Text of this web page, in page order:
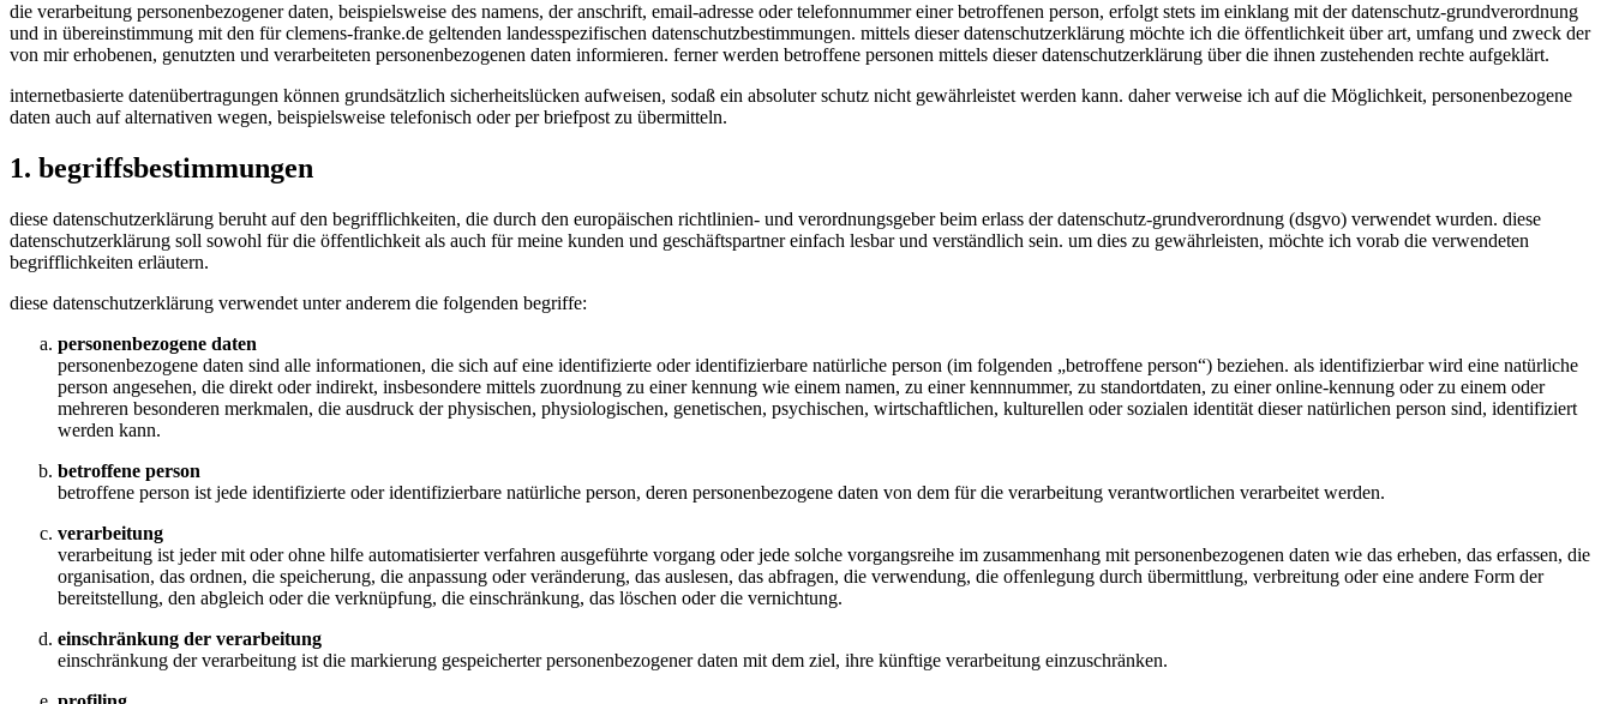
die verarbeitung personenbezogener daten, beispielsweise des namens, der anschrift, email-adresse oder telefonnummer einer betroffenen person, erfolgt stets im einklang mit der datenschutz-grundverordnung
und in übereinstimmung mit den für clemens-franke.de geltenden landesspezifischen datenschutzbestimmungen. mittels dieser datenschutzerklärung möchte ich die öffentlichkeit über art, umfang und zweck der
von mir erhobenen, genutzten und verarbeiteten personenbezogenen daten informieren. ferner werden betroffene personen mittels dieser datenschutzerklärung über die ihnen zustehenden rechte aufgeklärt.
internetbasierte datenübertragungen können grundsätzlich sicherheitslücken aufweisen, sodaß ein absoluter schutz nicht gewährleistet werden kann. daher verweise ich auf die Möglichkeit, personenbezogene
daten auch auf alternativen wegen, beispielsweise telefonisch oder per briefpost zu übermitteln.
1. begriffsbestimmungen
diese datenschutzerklärung beruht auf den begrifflichkeiten, die durch den europäischen richtlinien- und verordnungsgeber beim erlass der datenschutz-grundverordnung (dsgvo) verwendet wurden. diese
datenschutzerklärung soll sowohl für die öffentlichkeit als auch für meine kunden und geschäftspartner einfach lesbar und verständlich sein. um dies zu gewährleisten, möchte ich vorab die verwendeten
begrifflichkeiten erläutern.
diese datenschutzerklärung verwendet unter anderem die folgenden begriffe:
personenbezogene daten
personenbezogene daten sind alle informationen, die sich auf eine identifizierte oder identifizierbare natürliche person (im folgenden „betroffene person“) beziehen. als identifizierbar wird eine natürliche
person angesehen, die direkt oder indirekt, insbesondere mittels zuordnung zu einer kennung wie einem namen, zu einer kennnummer, zu standortdaten, zu einer online-kennung oder zu einem oder
mehreren besonderen merkmalen, die ausdruck der physischen, physiologischen, genetischen, psychischen, wirtschaftlichen, kulturellen oder sozialen identität dieser natürlichen person sind, identifiziert
werden kann.
betroffene person
betroffene person ist jede identifizierte oder identifizierbare natürliche person, deren personenbezogene daten von dem für die verarbeitung verantwortlichen verarbeitet werden.
verarbeitung
verarbeitung ist jeder mit oder ohne hilfe automatisierter verfahren ausgeführte vorgang oder jede solche vorgangsreihe im zusammenhang mit personenbezogenen daten wie das erheben, das erfassen, die
organisation, das ordnen, die speicherung, die anpassung oder veränderung, das auslesen, das abfragen, die verwendung, die offenlegung durch übermittlung, verbreitung oder eine andere Form der
bereitstellung, den abgleich oder die verknüpfung, die einschränkung, das löschen oder die vernichtung.
einschränkung der verarbeitung
einschränkung der verarbeitung ist die markierung gespeicherter personenbezogener daten mit dem ziel, ihre künftige verarbeitung einzuschränken.